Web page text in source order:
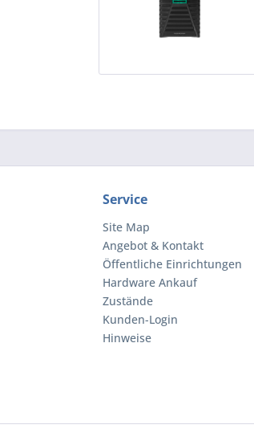
Service
Site Map
Angebot & Kontakt
Öffentliche Einrichtungen
Hardware Ankauf
Zustände
Kunden-Login
Hinweise